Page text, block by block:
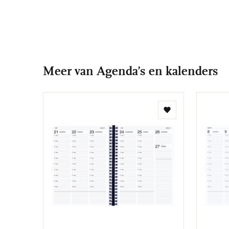
Meer van Agenda’s en kalenders
Toevoegen
verlanglijst